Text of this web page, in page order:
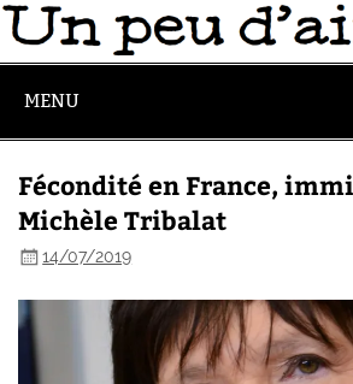
MENU
Fécondité en France,
Michèle Tribalat
14/07/2019